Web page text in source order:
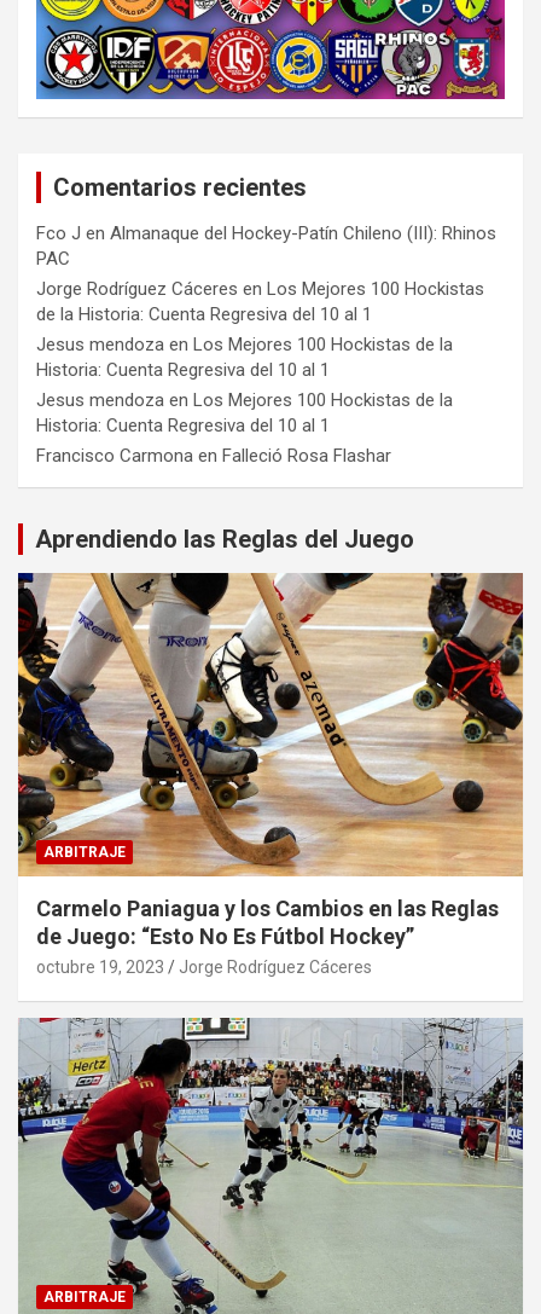
Comentarios recientes
Fco J en Almanaque del Hockey-Patín Chileno (III): Rhinos
PAC
Jorge Rodríguez Cáceres en Los Mejores 100 Hockistas
de la Historia: Cuenta Regresiva del 10 al 1
Jesus mendoza en Los Mejores 100 Hockistas de la
Historia: Cuenta Regresiva del 10 al 1
Jesus mendoza en Los Mejores 100 Hockistas de la
Historia: Cuenta Regresiva del 10 al 1
Francisco Carmona en Falleció Rosa Flashar
Aprendiendo las Reglas del Juego
ARBITRAJE
Carmelo Paniagua y los Cambios en las Reglas
de Juego: “Esto No Es Fútbol Hockey”
octubre 19, 2023 Jorge Rodríguez Cáceres
ARBITRAJE